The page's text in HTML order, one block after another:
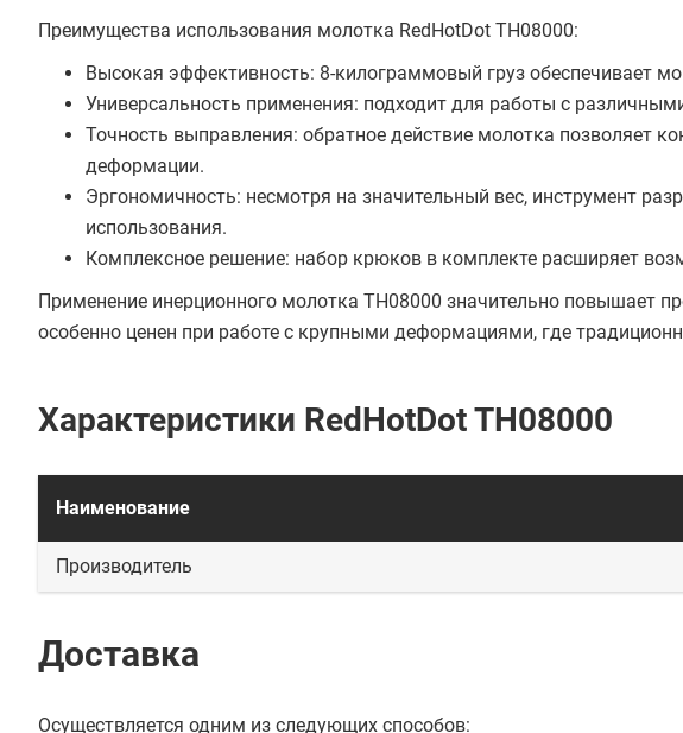
Преимущества использования молотка RedHotDot TH08000:
Высокая эффективность: 8-килограммовый груз обеспечивает
Универсальность применения: подходит для работы с
Точность выправления: обратное действие молотка позволяет
деформации.
Эргономичность: несмотря на значительный вес, инструмент
использования.
Комплексное решение: набор крюков в комплекте расширяет
Применение инерционного молотка TH08000 значительно повышает
особенно ценен при работе с крупными деформациями, где
Характеристики RedHotDot TH08000
Наименование
Производитель
Доставка
Осуществляется одним из следующих способов: